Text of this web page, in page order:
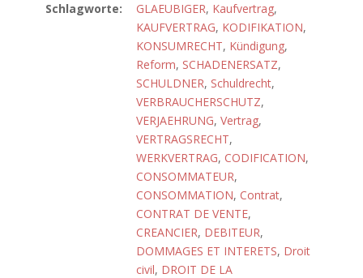
Schlagworte:
GLAEUBIGER, Kaufvertrag,
KAUFVERTRAG, KODIFIKATION,
KONSUMRECHT, Kündigung,
Reform, SCHADENERSATZ,
SCHULDNER, Schuldrecht,
VERBRAUCHERSCHUTZ,
VERJAEHRUNG, Vertrag,
VERTRAGSRECHT,
WERKVERTRAG, CODIFICATION,
CONSOMMATEUR,
CONSOMMATION, Contrat,
CONTRAT DE VENTE,
CREANCIER, DEBITEUR,
DOMMAGES ET INTERETS, Droit
civil, DROIT DE LA